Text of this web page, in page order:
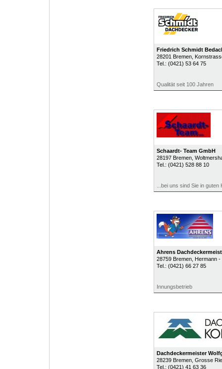
Friedrich Schmidt
28201 Bremen,
Tel.: (0421) 53 64 75
Qualität seit 100 Jahren
Schaardt- Team GmbH
28197 Bremen,
Tel.: (0421) 528 88 10
...bei uns sind Sie in guten
Ahrens
28759 Bremen, Hermann -
Tel.: (0421) 66 27 85
Innungsbetrieb
Dachdeckermeister
28239 Bremen, Grosse
Tel.: (0421) 41 63 36